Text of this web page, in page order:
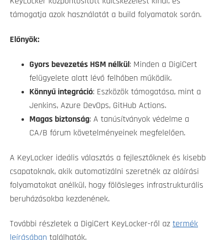
támogatja azok használatát a build folyamatok során.
Előnyök:
Gyors bevezetés HSM nélkül : Minden a DigiCert
felügyelete alatt lévő felhőben működik.
Könnyű integráció: Eszközök támogatása, mint a
Jenkins, Azure DevOps, GitHub Actions.
Magas biztonság: A tanúsítványok védelme a
CA/B fórum követelményeinek megfelelően.
A KeyLocker ideális választás a fejlesztőknek és kisebb
csapatoknak, akik automatizálni szeretnék az aláírási
folyamatokat anélkül, hogy fölösleges infrastrukturális
beruházásokba kezdenének.
További részletek a DigiCert KeyLocker-ről az termék
leírásában találhatók.